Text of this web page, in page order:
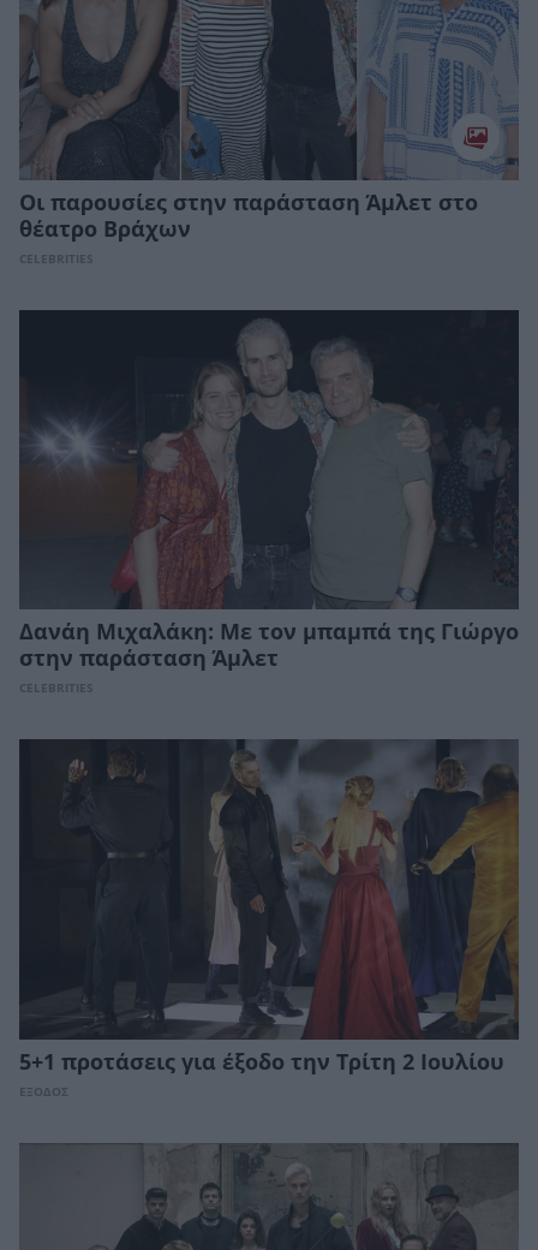
Οι παρουσίες στην παράσταση Άμλετ στο
θέατρο Βράχων
CELEBRITIES
Δανάη Μιχαλάκη: Με τον μπαμπά της Γιώργο
στην παράσταση Άμλετ
CELEBRITIES
5+1 προτάσεις για έξοδο την Τρίτη 2 Ιουλίου
ΕΞΟΔΟΣ